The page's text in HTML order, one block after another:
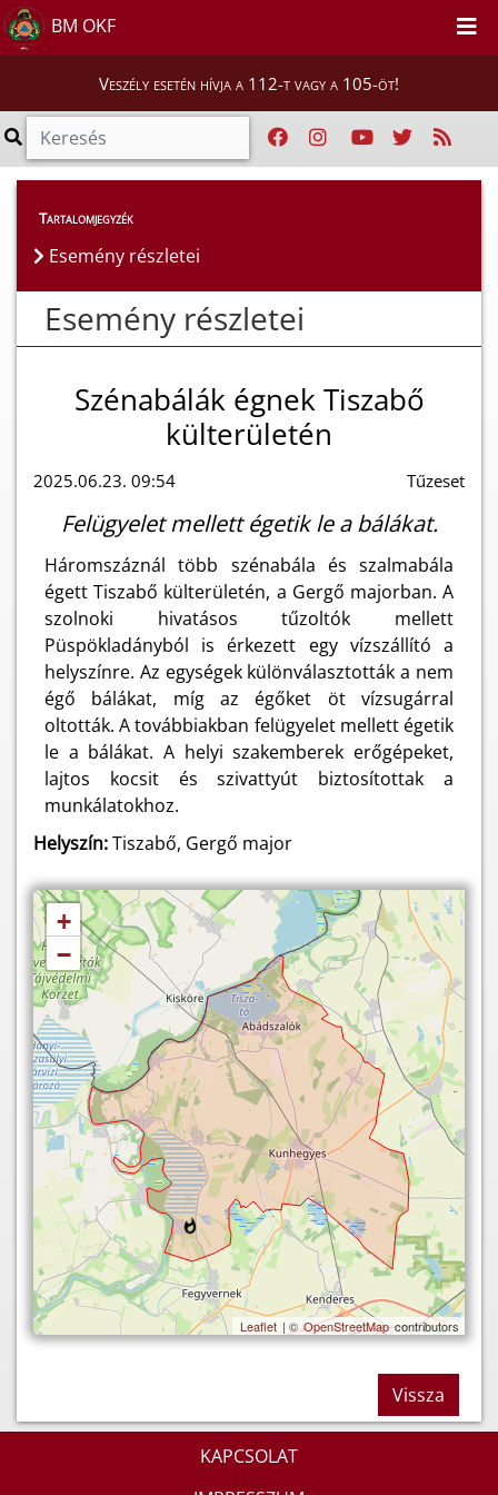
BM OKF
Veszély esetén hívja a 112-t vagy a 105-öt!
Esemény részletei
Tartalomjegyzék
Esemény részletei
Esemény részletei
Szénabálák égnek Tiszabő
külterületén
2025.06.23. 09:54 Tűzeset
Felügyelet mellett égetik le a bálákat.
Háromszáznál több szénabála és szalmabála
égett Tiszabő külterületén, a Gergő majorban. A
szolnoki hivatásos tűzoltók mellett
Püspökladányból is érkezett egy vízszállító a
helyszínre. Az egységek különválasztották a nem
égő bálákat, míg az égőket öt vízsugárral
oltották. A továbbiakban felügyelet mellett égetik
le a bálákat. A helyi szakemberek erőgépeket,
lajtos kocsit és szivattyút biztosítottak a
munkálatokhoz.
Helyszín:Tiszabő, Gergő major
+
−
Leaflet | ©OpenStreetMapcontributors
Vissza
KAPCSOLAT